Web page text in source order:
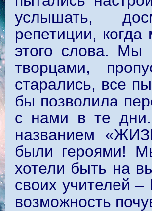
услышать,
репетиции,
этого слова.
творцами,
старались, все
бы позволила
с нами в те
названием
были героями!
хотели быть на
своих учителей
возможность